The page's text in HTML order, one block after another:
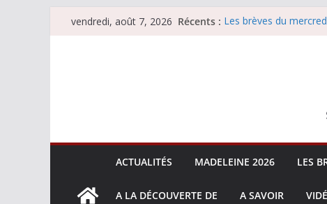
Passervendredi, août 7, 2026 Récents : Les brèves du
ACTUALITÉS MADELEINE 2026 LES
A LA DÉCOUVERTE DE A SAVOIR